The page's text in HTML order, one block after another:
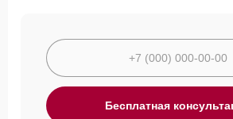
Бесплатная